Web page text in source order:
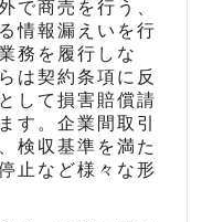
で商売を行う、
情報漏えいを行
務を履行しな
は契約条項に反
して損害賠償請
す。企業間取引
検収基準を満た
止など様々な形